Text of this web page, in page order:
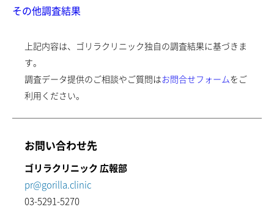
その他調査結果
上記内容は、ゴリラクリニック独自の調査結果に基づきま
す。
調査データ提供のご相談やご質問はお問合せフォームをご
利用ください。
お問い合わせ先
ゴリラクリニック 広報部
pr@gorilla.clinic
03-5291-5270